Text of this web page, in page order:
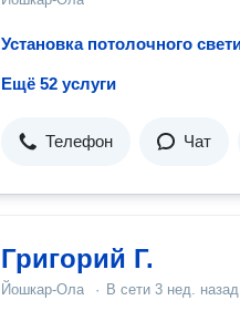
Ещё 52 услуги
Телефон Чат
Григорий Г.
Йошкар-Ола · В сети 3 нед. назад